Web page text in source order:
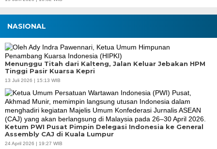
NASIONAL
Menunggu Titah dari Kalteng, Jalan Keluar Jebakan HPM
Tinggi Pasir Kuarsa Kepri
13 Juli 2026 | 15:13 WIB
Ketum PWI Pusat Pimpin Delegasi Indonesia ke General
Assembly CAJ di Kuala Lumpur
24 April 2026 | 19:27 WIB